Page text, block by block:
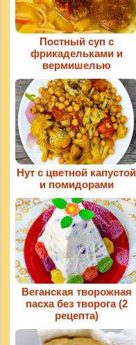
Постный суп с
фрикадельками и
вермишелью
Нут с цветной капустой
и помидорами
Веганская творожная
пасха без творога (2
рецепта)